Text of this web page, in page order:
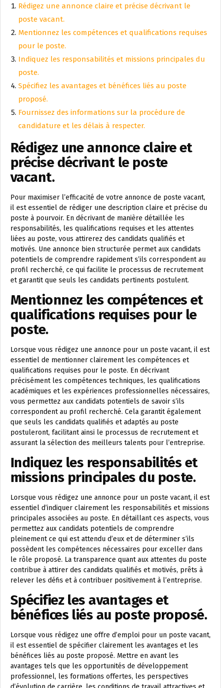
Rédigez une annonce claire et précise décrivant le
poste vacant.
Mentionnez les compétences et qualifications requises
pour le poste.
Indiquez les responsabilités et missions principales du
poste.
Spécifiez les avantages et bénéfices liés au poste
proposé.
Fournissez des informations sur la procédure de
candidature et les délais à respecter.
Rédigez une annonce claire et
précise décrivant le poste
vacant.
Pour maximiser l’efficacité de votre annonce de poste vacant,
il est essentiel de rédiger une description claire et précise du
poste à pourvoir. En décrivant de manière détaillée les
responsabilités, les qualifications requises et les attentes
liées au poste, vous attirerez des candidats qualifiés et
motivés. Une annonce bien structurée permet aux candidats
potentiels de comprendre rapidement s’ils correspondent au
profil recherché, ce qui facilite le processus de recrutement
et garantit que seuls les candidats pertinents postulent.
Mentionnez les compétences et
qualifications requises pour le
poste.
Lorsque vous rédigez une annonce pour un poste vacant, il est
essentiel de mentionner clairement les compétences et
qualifications requises pour le poste. En décrivant
précisément les compétences techniques, les qualifications
académiques et les expériences professionnelles nécessaires,
vous permettez aux candidats potentiels de savoir s’ils
correspondent au profil recherché. Cela garantit également
que seuls les candidats qualifiés et adaptés au poste
postuleront, facilitant ainsi le processus de recrutement et
assurant la sélection des meilleurs talents pour l’entreprise.
Indiquez les responsabilités et
missions principales du poste.
Lorsque vous rédigez une annonce pour un poste vacant, il est
essentiel d’indiquer clairement les responsabilités et missions
principales associées au poste. En détaillant ces aspects, vous
permettez aux candidats potentiels de comprendre
pleinement ce qui est attendu d’eux et de déterminer s’ils
possèdent les compétences nécessaires pour exceller dans
le rôle proposé. La transparence quant aux attentes du poste
contribue à attirer des candidats qualifiés et motivés, prêts à
relever les défis et à contribuer positivement à l’entreprise.
Spécifiez les avantages et
bénéfices liés au poste proposé.
Lorsque vous rédigez une offre d’emploi pour un poste vacant,
il est essentiel de spécifier clairement les avantages et les
bénéfices liés au poste proposé. Mettre en avant les
avantages tels que les opportunités de développement
professionnel, les formations offertes, les perspectives